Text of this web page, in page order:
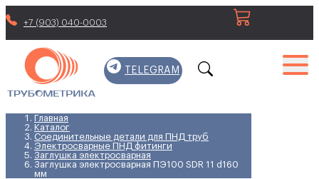
+7 (903) 040-0003
TELEGRAM
Главная
Каталог
Соединительные детали для ПНД труб
Электросварные ПНД фитинги
Заглушка электросварная
Заглушка электросварная ПЭ100 SDR 11 d160
мм